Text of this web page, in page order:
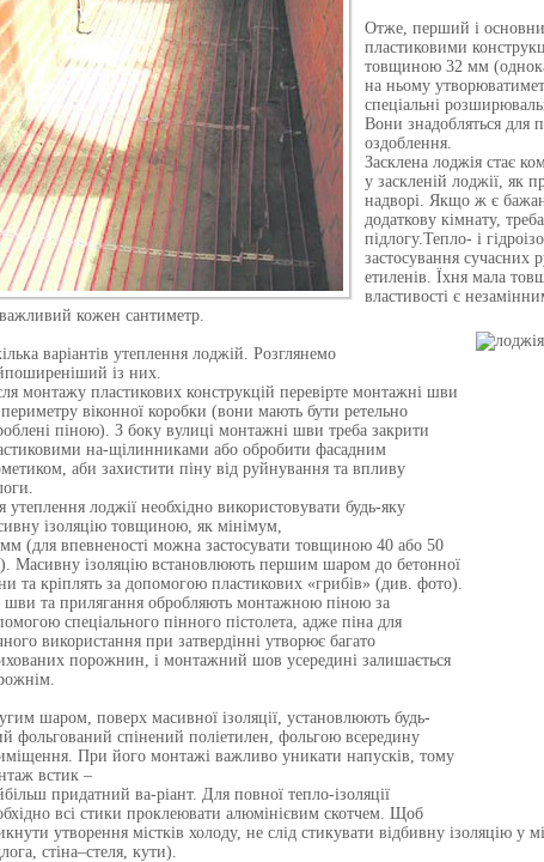
Отже, перший і
пластиковими
товщиною 32 мм
на ньому
спеціальні
Вони знадобляться для
оздоблення.
Засклена лоджія стає
у заскленій лоджії, як
надворі. Якщо ж є
додаткову кімнату,
підлогу.Тепло- і
застосування сучасних
етиленів. Їхня мала
властивості є
кожен сантиметр.
варіантів утеплення лоджій. Розглянемо
із них.
монтажу пластикових конструкцій перевірте монтажні шви
віконної коробки (вони мають бути ретельно
піною). З боку вулиці монтажні шви треба закрити
на-щілинниками або обробити фасадним
аби захистити піну від руйнування та впливу
утеплення лоджії необхідно використовувати будь-яку
ізоляцію товщиною, як мінімум,
(для впевненості можна застосувати товщиною 40 або 50
Масивну ізоляцію встановлюють першим шаром до бетонної
та кріплять за допомогою пластикових «грибів» (див. фото).
шви та прилягання обробляють монтажною піною за
спеціального пінного пістолета, адже піна для
використання при затвердінні утворює багато
порожнин, і монтажний шов усередині залишається
шаром, поверх масивної ізоляції, установлюють будь-
фольгований спінений поліетилен, фольгою всередину
При його монтажі важливо уникати напусків, тому
встик –
придатний ва-ріант. Для повної тепло-ізоляції
всі стики проклеювати алюмінієвим скотчем. Щоб
утворення містків холоду, не слід стикувати відбивну ізоляцію у
стіна–стеля, кути).